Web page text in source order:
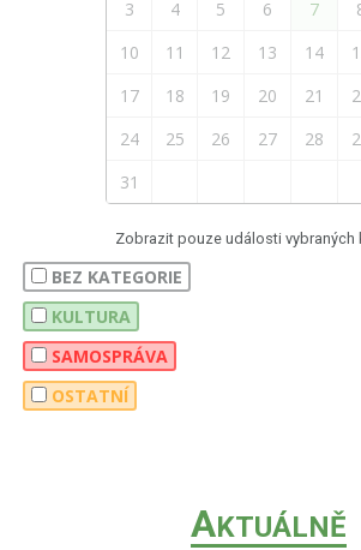
3 4 5 6 7
10
11 12 13 14
17
18 19 20 21
24
25 26 27 28
31
Zobrazit pouze události vybraných
BEZ KATEGORIE
KULTURA
SAMOSPRÁVA
OSTATNÍ
AKTUÁLNĚ